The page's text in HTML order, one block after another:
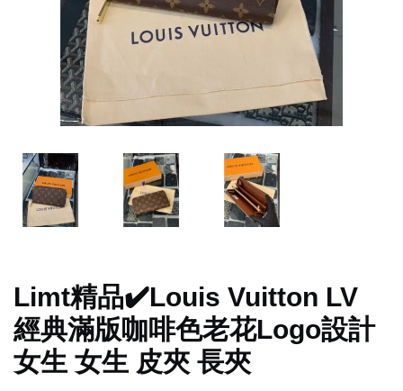
Limt精品✔️Louis Vuitton LV
經典滿版咖啡色老花Logo設計
女生 女生 皮夾 長夾